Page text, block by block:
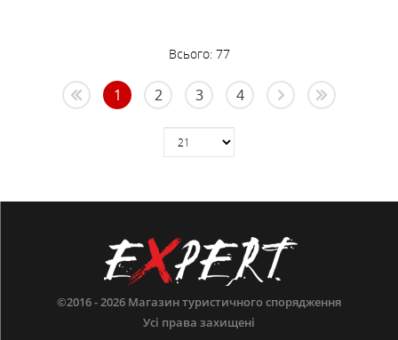
Всього: 77
1 2 3 4
©2016 - 2026 Магазин туристичного спорядження
Усі права захищені